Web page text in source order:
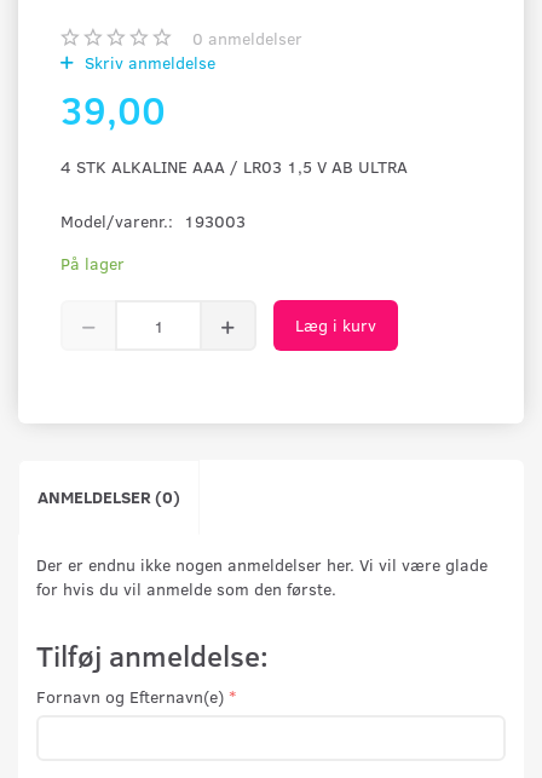
0 anmeldelser
Skriv anmeldelse
39,00
4 STK ALKALINE AAA / LR03 1,5 V AB ULTRA
Model/varenr.:
193003
På lager
Læg i kurv
ANMELDELSER (0)
Der er endnu ikke nogen anmeldelser her. Vi vil være glade
for hvis du vil anmelde som den første.
Tilføj anmeldelse:
Fornavn og Efternavn(e)